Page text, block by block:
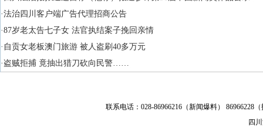
·法治四川客户端广告代理招商公告
·87岁老太告七子女 法官执结案子挽回亲情
·自贡女老板澳门旅游 被人盗刷40多万元
·盗贼拒捕 竟抽出猎刀砍向民警……
联系电话：028-86966216（新闻爆料） 86966228
四